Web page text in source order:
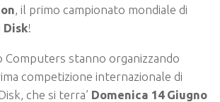
, il primo campionato mondiale di
Disk!
Computers stanno organizzando
competizione internazionale di
che si terra’ Domenica 14 Giugno